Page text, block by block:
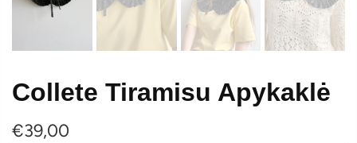
Collete Tiramisu Apykaklė
€39,00